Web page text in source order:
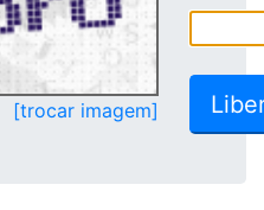
[trocar imagem]